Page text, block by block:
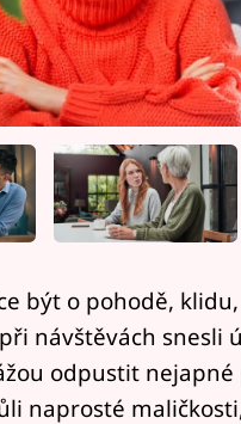
být o pohodě,
návštěvách snesli
odpustit
naprosté